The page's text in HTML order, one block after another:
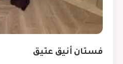
فستان أنيق عتيق